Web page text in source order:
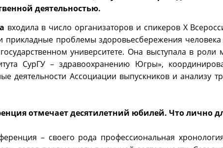
деятельностью.
входила в число организаторов и спикеров X
прикладные проблемы здоровьесбережения
университете. Она выступала в
СурГУ – здравоохранению Югры»,
деятельности Ассоциации выпускников и анализу
отмечает десятилетний юбилей. Что лично
– своего рода профессиональная